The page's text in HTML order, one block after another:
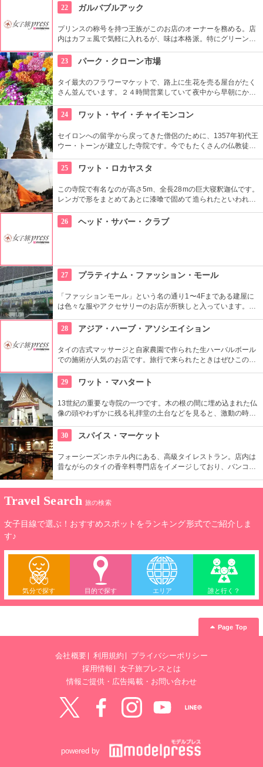
が望め、景色も抜群。
22 ガルバブルアック
プリンスの称号を持つ王族がこのお店のオーナーを務める。店
内はカフェ風で気軽に入れるが、味は本格派。特にグリーンカ
食べられなくなるというほど。
23 パーク・クローン市場
タイ最大のフラワーマケットで、路上に生花を売る屋台がたく
さん並んでいます。２４時間営業していて夜中から早朝にかけ
えるので、ホテルのお風呂にバラを浮かべて楽しむのもオスス
メです。
24 ワット・ヤイ・チャイモンコン
セイロンへの留学から戻ってきた僧侶のために、1357年初代王
ウー・トーンが建立した寺院です。今でもたくさんの仏教徒が
塔、横になった涅槃の仏像、チェディ前であぐらを組む大きな
仏像など、どれもすごいスケールです。
25 ワット・ロカヤスタ
この寺院で有名なのが高さ5m、全長28mの巨大寝釈迦仏です。
レンガで形をまとめてあとに漆喰で固めて造られたといわれる
す。
26 ヘッド・サバー・クラブ
27 プラティナム・ファッション・モール
「ファッションモール」という名の通り1〜4Fまである建屋に
は色々な服やアクセサリーのお店が所狭しと入っています。
いバラエティを誇っています。
28 アジア・ハーブ・アソシエイション
タイの古式マッサージと自家農園で作られた生ハーバルボール
での施術が人気のお店です。旅行で来られたときはぜひこのお
備というのもうれしいところです。
29 ワット・マハタート
13世紀の重要な寺院の一つです。木の根の間に埋め込まれた仏
像の頭やわずかに残る礼拝堂の土台などを見ると、激動の時代
30
スパイス・マーケット
フォーシーズンホテル内にある、高級タイレストラン。店内は
昔ながらのタイの香辛料専門店をイメージしており、バンコク
お墨付き。この店を含めた、ホテル内にある受賞歴のあるレス
トランの味が一度に楽しめるサンデーブランチはオススメ。
Travel Search 旅の検索
女子目線で選ぶ！おすすめスポットをランキング形式でご紹介しま
す♪
気分で探す 目的で探す エリア 誰と行く？
Page Top
会社概要 利用規約
プライバシーポリシー
採用情報
女子旅プレスとは
情報ご提供・広告掲載・お問い合わせ
powered by